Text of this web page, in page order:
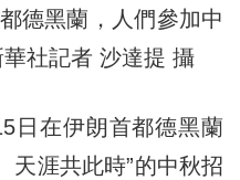
黑蘭，人們參加中
社記者 沙達提 攝
在伊朗首都德黑蘭
涯共此時”的中秋招